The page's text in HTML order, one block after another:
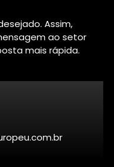
Assim,
ao setor
mais rápida.